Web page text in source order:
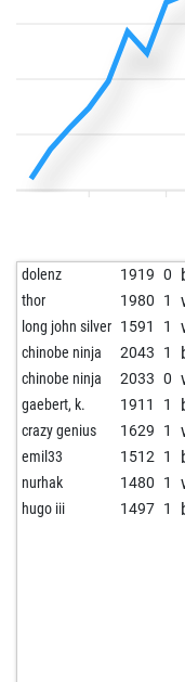
dolenz 1919 0
thor 1980 1
long john silver 1591 1
chinobe ninja 2043 1
chinobe ninja 2033 0
gaebert, k. 1911 1
crazy genius 1629 1
emil33 1512 1
nurhak 1480 1
hugo iii 1497 1